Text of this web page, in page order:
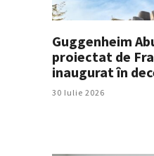
Guggenheim
proiectat de
inaugurat în
30 Iulie 2026